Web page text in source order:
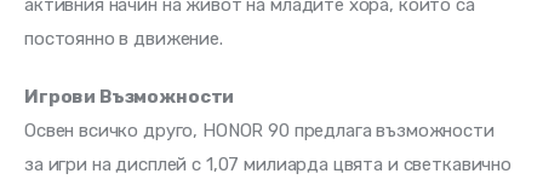
активния начин на живот на младите хора, които са
постоянно в движение.
Игрови Възможности
Освен всичко друго, HONOR 90 предлага възможности
за игри на дисплей с 1,07 милиарда цвята и светкавично